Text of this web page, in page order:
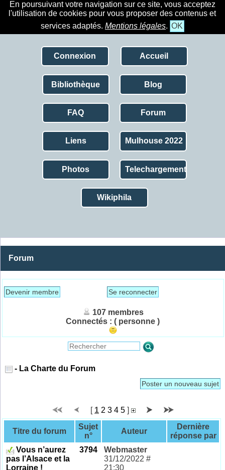
En poursuivant votre navigation sur ce site, vous acceptez
l'utilisation de cookies pour vous proposer des contenus et
services adaptés. Mentions légales. OK
Connexion Accueil
Bibliothèque Blog
FAQ Forum
Liens Mulhouse 2022
Photos Telechargement
Wikiphila
Forum
Devenir membre Se reconnecter
107 membres
Connectés : ( personne )
- La Charte du Forum
Poster un nouveau sujet
[ 1 2 3 4 5 ]
Titre du forum
Sujet
n°
Auteur
Dernière
réponse par
Vous n’aurez
pas l’Alsace et la
Lorraine !
3794
Webmaster
31/12/2022 #
21:30